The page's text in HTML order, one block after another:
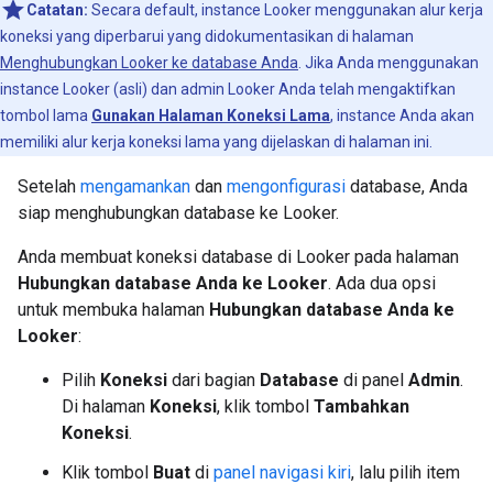
Catatan: Secara default, instance Looker menggunakan alur kerja
koneksi yang diperbarui yang didokumentasikan di halaman
Menghubungkan Looker ke database Anda . Jika Anda menggunakan
instance Looker (asli) dan admin Looker Anda telah mengaktifkan
tombol lama Gunakan Halaman Koneksi Lama, instance Anda akan
memiliki alur kerja koneksi lama yang dijelaskan di halaman ini.
Setelah mengamankan dan mengonfigurasi database, Anda
siap menghubungkan database ke Looker.
Anda membuat koneksi database di Looker pada halaman
Hubungkan database Anda ke Looker. Ada dua opsi
untuk membuka halaman Hubungkan database Anda ke
Looker:
Pilih Koneksi dari bagian Database di panel Admin.
Di halaman Koneksi, klik tombol Tambahkan
Koneksi.
Klik tombol Buat di panel navigasi kiri, lalu pilih item